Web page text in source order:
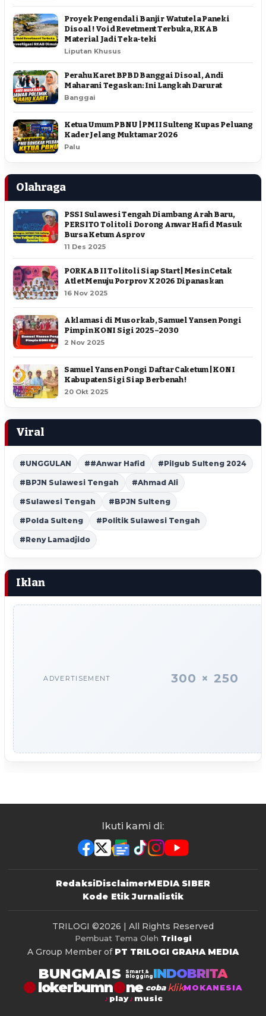
Proyek Pengendali Banjir Watutela Paneki
Disoal ! Void Revetment Terbuka, RKAB
Material Jadi Teka-teki
Liputan Khusus
Perahu Karet BPBD Banggai Disoal, Andi
Maharani Tegaskan: Ini Langkah Darurat
Banggai
Ketua Umum PBNU | PMII Sulteng Kupas Peluang
Kader Jelang Muktamar 2026
Palu
Olahraga
PSSI Sulawesi Tengah Diambang Arah Baru,
PERSITO Tolitoli Dorong Anwar Hafid Masuk
Bursa Ketum Asprov
11 Des 2025
PORKAB II Tolitoli Siap Start | Mesin Cetak
Atlet Menuju Porprov X 2026 Dipanaskan
16 Nov 2025
Aklamasi di Musorkab, Samuel Yansen Pongi
Pimpin KONI Sigi 2025–2030
2 Nov 2025
Samuel Yansen Pongi Daftar Caketum | KONI
Kabupaten Sigi Siap Berbenah !
20 Okt 2025
Viral
#UNGGULAN ##Anwar Hafid #Pilgub Sulteng 2024
#BPJN Sulawesi Tengah #Ahmad Ali
#Sulawesi Tengah #BPJN Sulteng
#Polda Sulteng #Politik Sulawesi Tengah
#Reny Lamadjido
Iklan
ADVERTISEMENT 300 × 250
Ikuti kami di:
RedaksiDisclaimerMEDIA SIBER
Kode Etik Jurnalistik
TRILOGI ©2026 | All Rights Reserved
Pembuat Tema Oleh Trilogi
A Group Member of PT TRILOGI GRAHA MEDIA
BUNGMAIS
Smart &
Blogging INDOBRITA
lokerbumn coba klikMOKANESIA
play
music